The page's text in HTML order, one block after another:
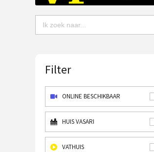
Filter
ONLINE BESCHIKBAAR
HUIS VASARI
VATHUIS